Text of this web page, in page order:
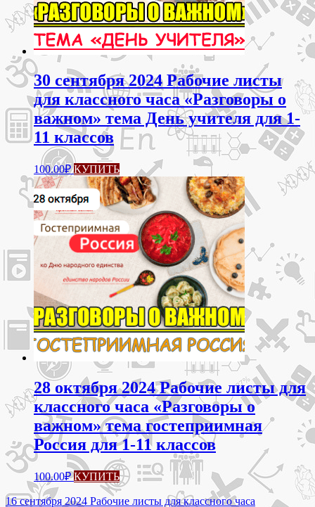
30 сентября 2024 Рабочие листы
для классного часа «Разговоры о
важном» тема День учителя для 1-
11 классов
100.00₽ КУПИТЬ
28 октября 2024 Рабочие листы для
классного часа «Разговоры о
важном» тема гостеприимная
Россия для 1-11 классов
100.00₽ КУПИТЬ
16 сентября 2024 Рабочие листы для классного часа